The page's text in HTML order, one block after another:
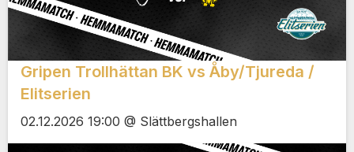
Gripen Trollhättan BK vs Åby/Tjureda /
Elitserien
02.12.2026 19:00 @ Slättbergshallen